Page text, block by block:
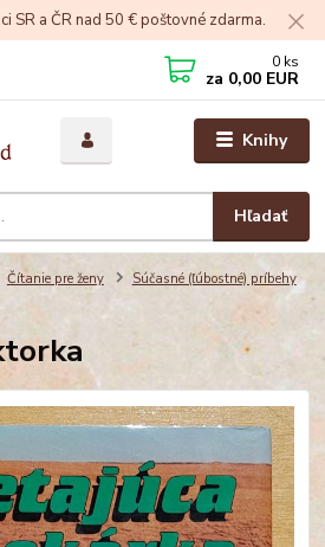
SR a ČR nad 50 € poštovné zdarma.
Knihy
Hľadať
0 ks
za 0,00 EUR
Čítanie pre ženy
Súčasné (ľúbostné) príbehy